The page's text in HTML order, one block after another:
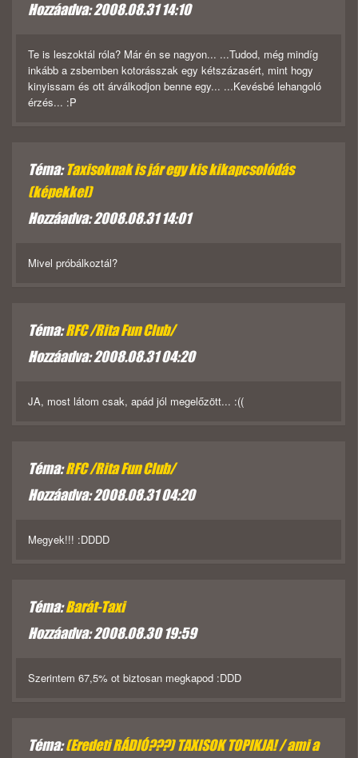
Hozzáadva: 2008.08.31 14:10
Te is leszoktál róla? Már én se nagyon... ...Tudod, még mindíg
inkább a zsbemben kotorásszak egy kétszázasért, mint hogy
kinyissam és ott árválkodjon benne egy... ...Kevésbé lehangoló
érzés... :P
Téma:Taxisoknak is jár egy kis kikapcsolódás
(képekkel)
Hozzáadva: 2008.08.31 14:01
Mivel próbálkoztál?
Téma:RFC /Rita Fun Club/
Hozzáadva: 2008.08.31 04:20
JA, most látom csak, apád jól megelőzött... :((
Téma:RFC /Rita Fun Club/
Hozzáadva: 2008.08.31 04:20
Megyek!!! :DDDD
Téma:Barát-Taxi
Hozzáadva: 2008.08.30 19:59
Szerintem 67,5% ot biztosan megkapod :DDD
Téma:(Eredeti RÁDIÓ???) TAXISOK TOPIKJA! / ami a